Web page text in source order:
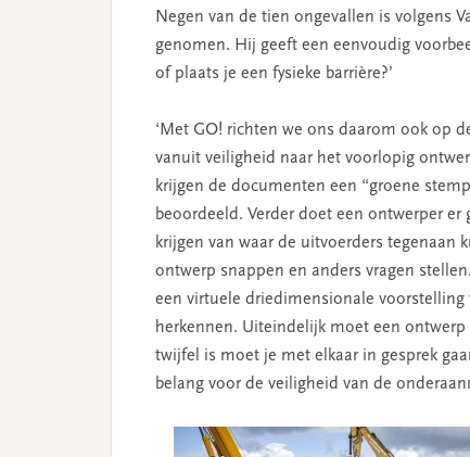
Negen van de tien ongevallen is volgens
genomen. Hij geeft een eenvoudig
of plaats je een fysieke barrière?’
‘Met GO! richten we ons daarom ook op
vanuit veiligheid naar het voorlopig
krijgen de documenten een “groene
beoordeeld. Verder doet een ontwerper
krijgen van waar de uitvoerders
ontwerp snappen en anders vragen
een virtuele driedimensionale
herkennen. Uiteindelijk moet een
twijfel is moet je met elkaar in gesprek
belang voor de veiligheid van de